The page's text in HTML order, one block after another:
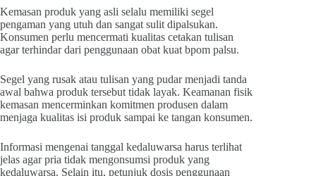
Kemasan produk yang asli selalu memiliki segel
pengaman yang utuh dan sangat sulit dipalsukan.
Konsumen perlu mencermati kualitas cetakan tulisan
agar terhindar dari penggunaan obat kuat bpom palsu.
Segel yang rusak atau tulisan yang pudar menjadi tanda
awal bahwa produk tersebut tidak layak. Keamanan fisik
kemasan mencerminkan komitmen produsen dalam
menjaga kualitas isi produk sampai ke tangan konsumen.
Informasi mengenai tanggal kedaluwarsa harus terlihat
jelas agar pria tidak mengonsumsi produk yang
kedaluwarsa. Selain itu, petunjuk dosis penggunaan